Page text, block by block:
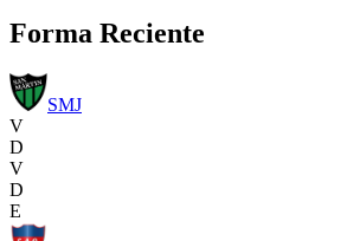
Forma Reciente
SMJ
V
D
V
D
E